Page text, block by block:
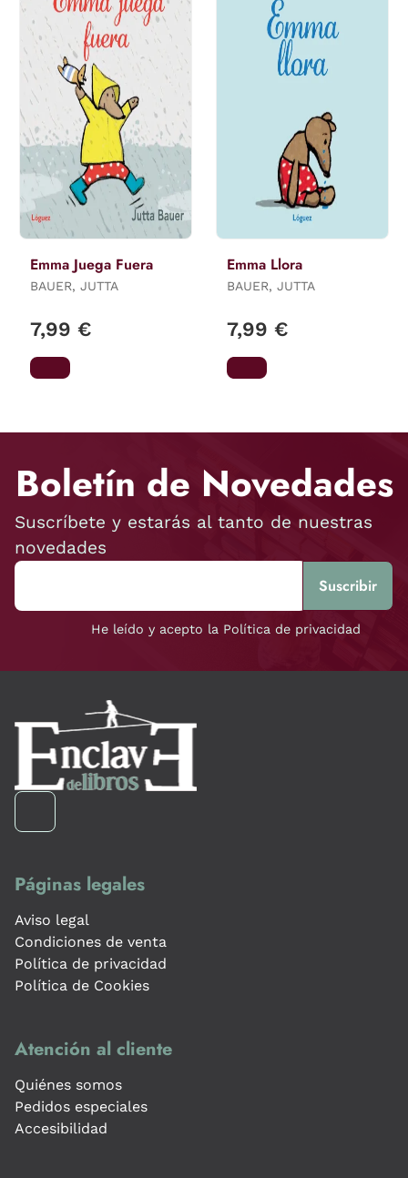
Emma Juega Fuera
BAUER, JUTTA
7,99 €
Emma Llora
BAUER, JUTTA
7,99 €
Boletín de Novedades
Suscríbete y estarás al tanto de nuestras
novedades
He leído y acepto la Política de privacidad
Páginas legales
Aviso legal
Condiciones de venta
Política de privacidad
Política de Cookies
Atención al cliente
Quiénes somos
Pedidos especiales
Accesibilidad